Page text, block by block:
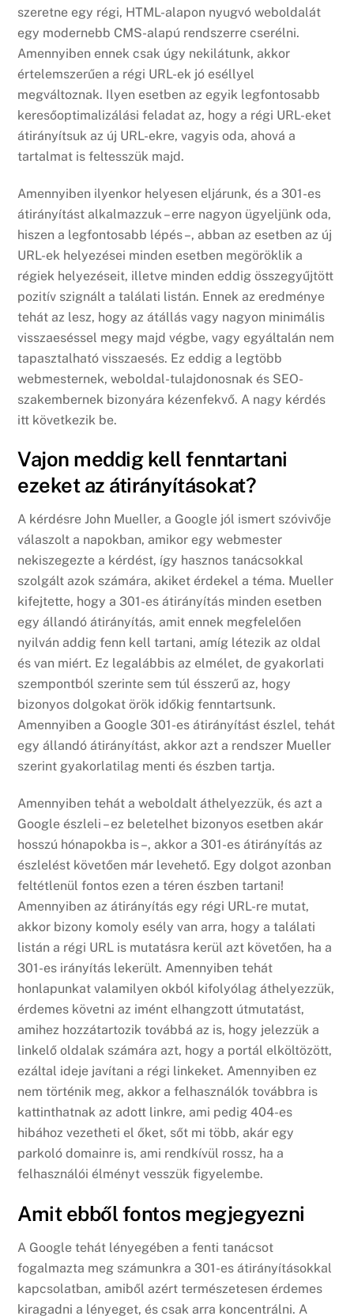
szeretne egy régi, HTML-alapon nyugvó weboldalát
egy modernebb CMS-alapú rendszerre cserélni.
Amennyiben ennek csak úgy nekilátunk, akkor
értelemszerűen a régi URL-ek jó eséllyel
megváltoznak. Ilyen esetben az egyik legfontosabb
keresőoptimalizálási feladat az, hogy a régi URL-eket
átirányítsuk az új URL-ekre, vagyis oda, ahová a
tartalmat is feltesszük majd.
Amennyiben ilyenkor helyesen eljárunk, és a 301-es
átirányítást alkalmazzuk – erre nagyon ügyeljünk oda,
hiszen a legfontosabb lépés –, abban az esetben az új
URL-ek helyezései minden esetben megöröklik a
régiek helyezéseit, illetve minden eddig összegyűjtött
pozitív szignált a találati listán. Ennek az eredménye
tehát az lesz, hogy az átállás vagy nagyon minimális
visszaeséssel megy majd végbe, vagy egyáltalán nem
tapasztalható visszaesés. Ez eddig a legtöbb
webmesternek, weboldal-tulajdonosnak és SEO-
szakembernek bizonyára kézenfekvő. A nagy kérdés
itt következik be.
Vajon meddig kell fenntartani
ezeket az átirányításokat?
A kérdésre John Mueller, a Google jól ismert szóvivője
válaszolt a napokban, amikor egy webmester
nekiszegezte a kérdést, így hasznos tanácsokkal
szolgált azok számára, akiket érdekel a téma. Mueller
kifejtette, hogy a 301-es átirányítás minden esetben
egy állandó átirányítás, amit ennek megfelelően
nyilván addig fenn kell tartani, amíg létezik az oldal
és van miért. Ez legalábbis az elmélet, de gyakorlati
szempontból szerinte sem túl ésszerű az, hogy
bizonyos dolgokat örök időkig fenntartsunk.
Amennyiben a Google 301-es átirányítást észlel, tehát
egy állandó átirányítást, akkor azt a rendszer Mueller
szerint gyakorlatilag menti és észben tartja.
Amennyiben tehát a weboldalt áthelyezzük, és azt a
Google észleli – ez beletelhet bizonyos esetben akár
hosszú hónapokba is –, akkor a 301-es átirányítás az
észlelést követően már levehető. Egy dolgot azonban
feltétlenül fontos ezen a téren észben tartani!
Amennyiben az átirányítás egy régi URL-re mutat,
akkor bizony komoly esély van arra, hogy a találati
listán a régi URL is mutatásra kerül azt követően, ha a
301-es irányítás lekerült. Amennyiben tehát
honlapunkat valamilyen okból kifolyólag áthelyezzük,
érdemes követni az imént elhangzott útmutatást,
amihez hozzátartozik továbbá az is, hogy jelezzük a
linkelő oldalak számára azt, hogy a portál elköltözött,
ezáltal ideje javítani a régi linkeket. Amennyiben ez
nem történik meg, akkor a felhasználók továbbra is
kattinthatnak az adott linkre, ami pedig 404-es
hibához vezetheti el őket, sőt mi több, akár egy
parkoló domainre is, ami rendkívül rossz, ha a
felhasználói élményt vesszük figyelembe.
Amit ebből fontos megjegyezni
A Google tehát lényegében a fenti tanácsot
fogalmazta meg számunkra a 301-es átirányításokkal
kapcsolatban, amiből azért természetesen érdemes
kiragadni a lényeget, és csak arra koncentrálni. A